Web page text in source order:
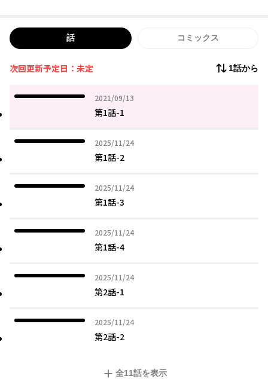
話 コミックス
次回更新予定日：未定 1話から
2021/09/13
2021年09月13日
第1話-1
2025/11/24
2025年11月24日
第1話-2
2025/11/24
2025年11月24日
第1話-3
2025/11/24
2025年11月24日
第1話-4
2025/11/24
2025年11月24日
第2話-1
2025/11/24
2025年11月24日
第2話-2
全11話を表示